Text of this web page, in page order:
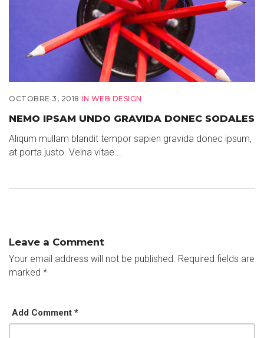
OCTOBRE 3, 2018 IN WEB DESIGN
NEMO IPSAM UNDO GRAVIDA DONEC SODALES
Aliqum mullam blandit tempor sapien gravida donec ipsum,
at porta justo. Velna vitae...
Leave a Comment
Your email address will not be published. Required fields are
marked *
Add Comment *